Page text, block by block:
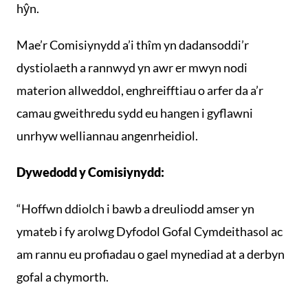
hŷn.
Mae’r Comisiynydd a’i thîm yn dadansoddi’r
dystiolaeth a rannwyd yn awr er mwyn nodi
materion allweddol, enghreifftiau o arfer da a’r
camau gweithredu sydd eu hangen i gyflawni
unrhyw welliannau angenrheidiol.
Dywedodd y Comisiynydd:
“Hoffwn ddiolch i bawb a dreuliodd amser yn
ymateb i fy arolwg Dyfodol Gofal Cymdeithasol ac
am rannu eu profiadau o gael mynediad at a derbyn
gofal a chymorth.